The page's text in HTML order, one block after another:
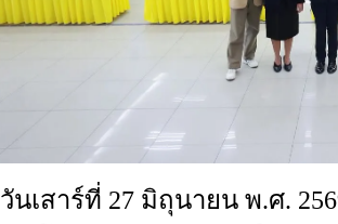
วันเสาร์ที่ 27 มิถุนายน พ.ศ.